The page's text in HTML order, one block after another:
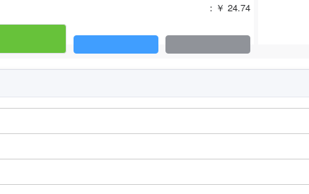
：￥ 24.74